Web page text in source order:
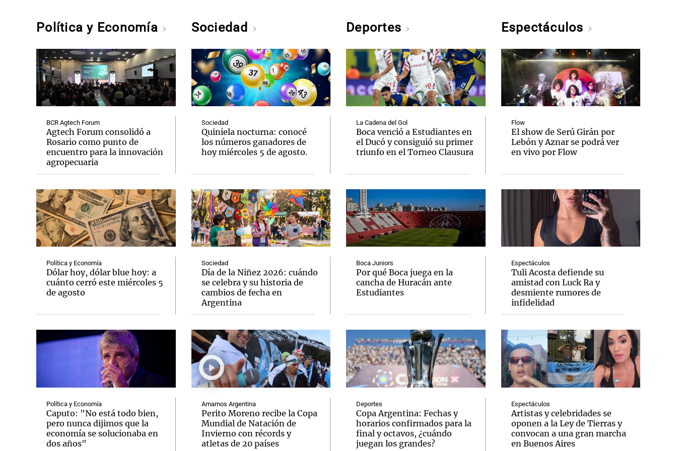
Política y Economía
BCR Agtech Forum
Agtech Forum consolidó a
Rosario como punto de
encuentro para la innovación
agropecuaria
Política y Economía
Dólar hoy, dólar blue hoy: a
cuánto cerró este miércoles 5
de agosto
Política y Economía
Caputo: "No está todo bien,
pero nunca dijimos que la
economía se solucionaba en
dos años"
Sociedad
Sociedad
Quiniela nocturna: conocé
los números ganadores de
hoy miércoles 5 de agosto.
Sociedad
Día de la Niñez 2026: cuándo
se celebra y su historia de
cambios de fecha en
Argentina
Amamos Argentina
Perito Moreno recibe la Copa
Mundial de Natación de
Invierno con récords y
atletas de 20 países
Deportes
La Cadena del Gol
Boca venció a Estudiantes en
el Ducó y consiguió su primer
triunfo en el Torneo Clausura
Boca Juniors
Por qué Boca juega en la
cancha de Huracán ante
Estudiantes
Deportes
Copa Argentina: Fechas y
horarios confirmados para la
final y octavos, ¿cuándo
juegan los grandes?
Espectáculos
Flow
El show de Serú Girán por
Lebón y Aznar se podrá ver
en vivo por Flow
Espectáculos
Tuli Acosta defiende su
amistad con Luck Ra y
desmiente rumores de
infidelidad
Espectáculos
Artistas y celebridades se
oponen a la Ley de Tierras y
convocan a una gran marcha
en Buenos Aires
Notas
El huracán de Arequito Cadena 3 en Groenlandia
Notas